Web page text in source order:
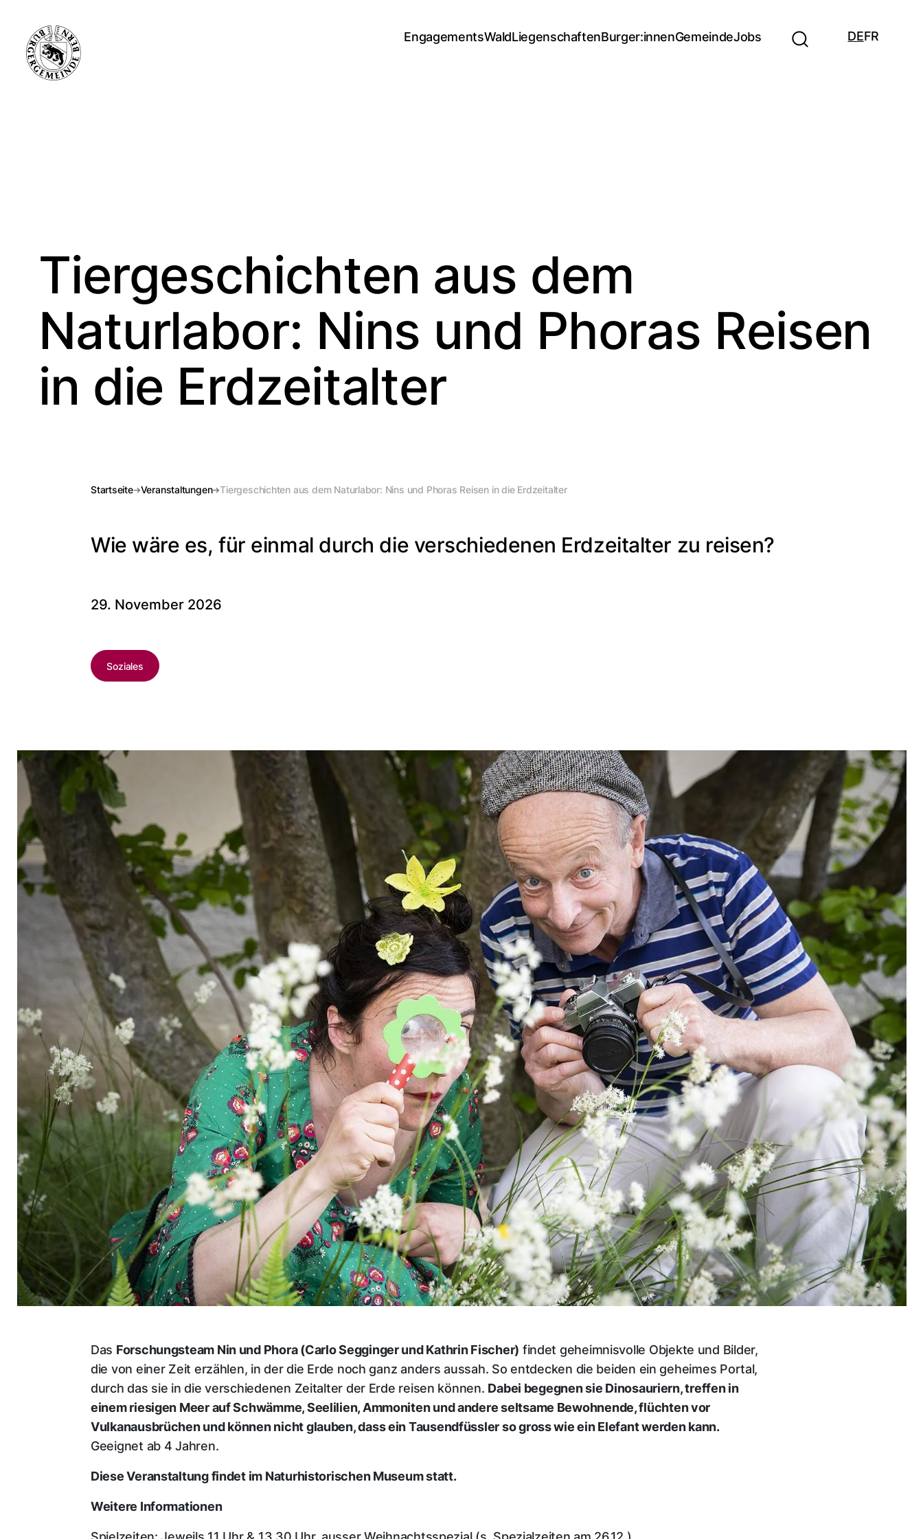
EngagementsWaldLiegenschaftenBurger:innenGemeindeJobs DEFR
Tiergeschichten aus dem
Naturlabor: Nins und Phoras Reisen
in die Erdzeitalter
Startseite Veranstaltungen Tiergeschichten aus dem Naturlabor: Nins und Phoras Reisen in die Erdzeitalter
Wie wäre es, für einmal durch die verschiedenen Erdzeitalter zu reisen?
29. November 2026
Soziales
Das Forschungsteam Nin und Phora (Carlo Segginger und Kathrin Fischer) findet geheimnisvolle Objekte und Bilder,
die von einer Zeit erzählen, in der die Erde noch ganz anders aussah. So entdecken die beiden ein geheimes Portal,
durch das sie in die verschiedenen Zeitalter der Erde reisen können. Dabei begegnen sie Dinosauriern, treffen in
einem riesigen Meer auf Schwämme, Seelilien, Ammoniten und andere seltsame Bewohnende, flüchten vor
Vulkanausbrüchen und können nicht glauben, dass ein Tausendfüssler so gross wie ein Elefant werden kann.
Geeignet ab 4 Jahren.
Diese Veranstaltung findet im Naturhistorischen Museum statt.
Weitere Informationen